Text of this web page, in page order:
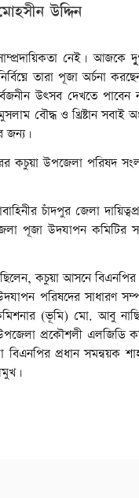
উদ্দিন
প্রশাসক মোহাম্মদ মোহসীন
নেই। আজকে
তারা পূজা অর্চনা
উৎসব দেখতে পাবেন
মুসলাম বৌদ্ধ ও খ্রিষ্টান
জন্য।
কচুয়া উপজেলা পরিষদ
চাঁদপুর জেলা
পূজা উদযাপন কমিটির
কচুয়া আসনে বিএনপির
পরিষদের সাধারণ
(ভূমি) মো. আবু
প্রকৌশলী এলজিডি
প্রধান সমন্বয়ক